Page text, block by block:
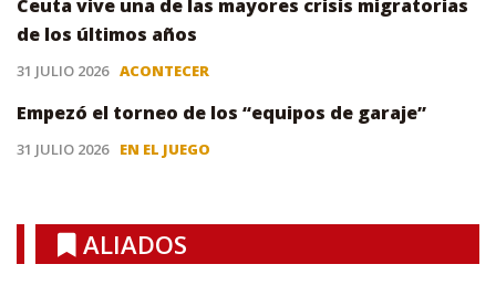
Ceuta vive una de las mayores crisis migratorias
de los últimos años
31 JULIO 2026 ACONTECER
Empezó el torneo de los “equipos de garaje”
31 JULIO 2026 EN EL JUEGO
ALIADOS